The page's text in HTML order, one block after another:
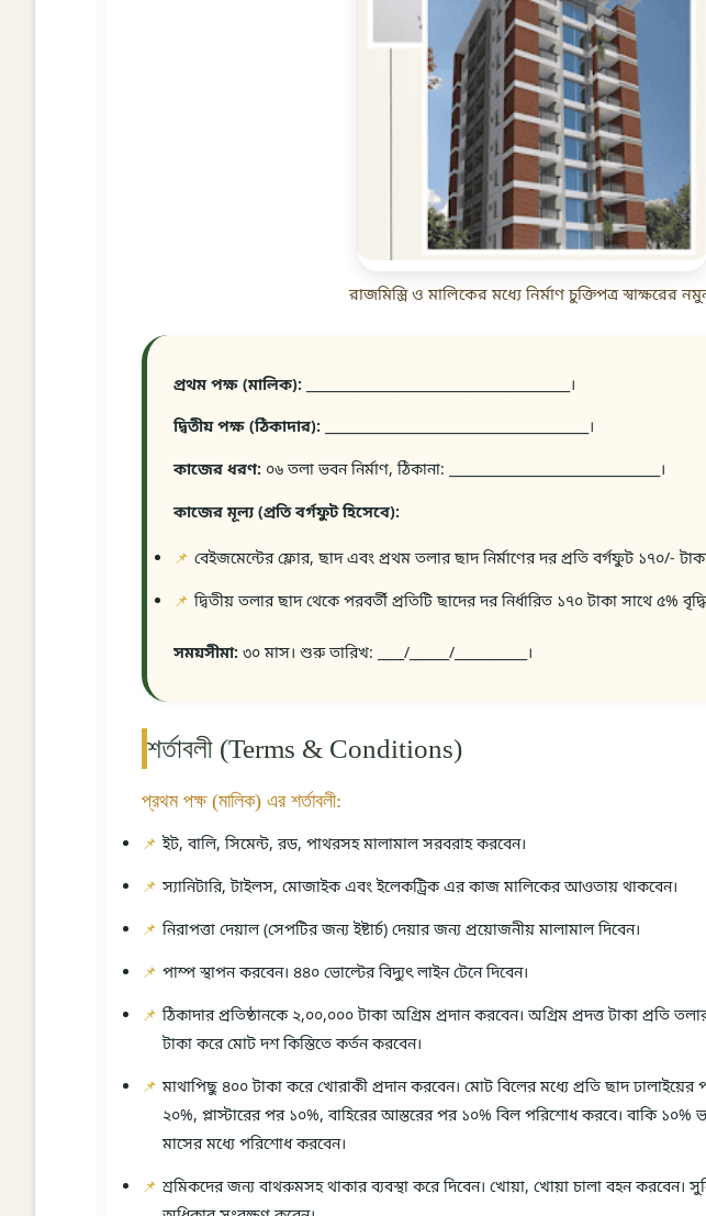
রাজমিস্ত্রি ও মালিকের মধ্যে নির্মাণ চুক্তিপত্র স্বাক্ষরের
প্রথম পক্ষ (মালিক): ________________________________________।
দ্বিতীয় পক্ষ (ঠিকাদার): ________________________________________।
কাজের ধরণ: ০৬ তলা ভবন নির্মাণ, ঠিকানা: ________________________________।
কাজের মূল্য (প্রতি বর্গফুট হিসেবে):
বেইজমেন্টের ফ্লোর, ছাদ এবং প্রথম তলার ছাদ নির্মাণের দর প্রতি বর্গফুট ১৭০/-
দ্বিতীয় তলার ছাদ থেকে পরবর্তী প্রতিটি ছাদের দর নির্ধারিত ১৭০ টাকা সাথে ৫%
সময়সীমা: ৩০ মাস। শুরু তারিখ: ____/______/___________।
শর্তাবলী (Terms & Conditions)
প্রথম পক্ষ (মালিক) এর শর্তাবলী:
ইট, বালি, সিমেন্ট, রড, পাথরসহ মালামাল সরবরাহ করবেন।
স্যানিটারি, টাইলস, মোজাইক এবং ইলেকট্রিক এর কাজ মালিকের আওতায় থাকবেন।
নিরাপত্তা দেয়াল (সেপটির জন্য ইষ্টার্চ) দেয়ার জন্য প্রয়োজনীয় মালামাল দিবেন।
পাম্প স্থাপন করবেন। ৪৪০ ভোল্টের বিদ্যুৎ লাইন টেনে দিবেন।
ঠিকাদার প্রতিষ্ঠানকে ২,০০,০০০ টাকা অগ্রিম প্রদান করবেন। অগ্রিম প্রদত্ত টাকা প্রতি
টাকা করে মোট দশ কিস্তিতে কর্তন করবেন।
মাথাপিছু ৪০০ টাকা করে খোরাকী প্রদান করবেন। মোট বিলের মধ্যে প্রতি ছাদ
২০%, প্লাস্টারের পর ১০%, বাহিরের আস্তরের পর ১০% বিল পরিশোধ করবে। বাকি
মাসের মধ্যে পরিশোধ করবেন।
শ্রমিকদের জন্য বাথরুমসহ থাকার ব্যবস্থা করে দিবেন। খোয়া, খোয়া চালা বহন করবেন।